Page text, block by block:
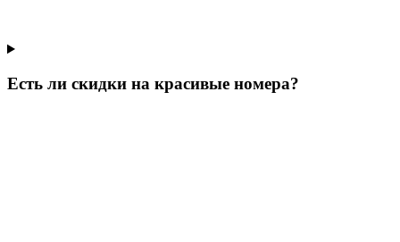
Есть ли скидки на красивые номера?